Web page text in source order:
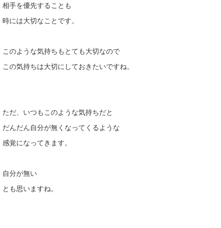
相手を優先することも
時には大切なことです。
このような気持ちもとても大切なので
この気持ちは大切にしておきたいですね。
ただ、いつもこのような気持ちだと
だんだん自分が無くなってくるような
感覚になってきます。
自分が無い
とも思いますね。